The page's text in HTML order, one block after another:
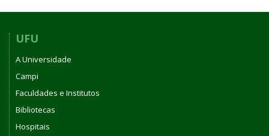
UFU
A Universidade
Campi
Faculdades e Institutos
Bibliotecas
Hospitais